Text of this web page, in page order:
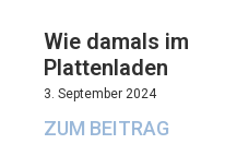
Wie damals im
Plattenladen
3. September 2024
ZUM BEITRAG